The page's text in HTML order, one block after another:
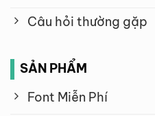
Câu hỏi thường gặp
SẢN PHẨM
Font Miễn Phí